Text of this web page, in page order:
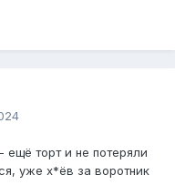
ещё торт и не потеряли
уже х*ёв за воротник